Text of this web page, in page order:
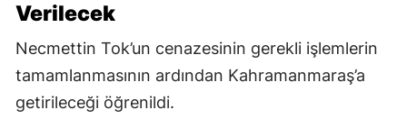
Verilecek
Necmettin Tok’un cenazesinin gerekli işlemlerin
tamamlanmasının ardından Kahramanmaraş’a
getirileceği öğrenildi.